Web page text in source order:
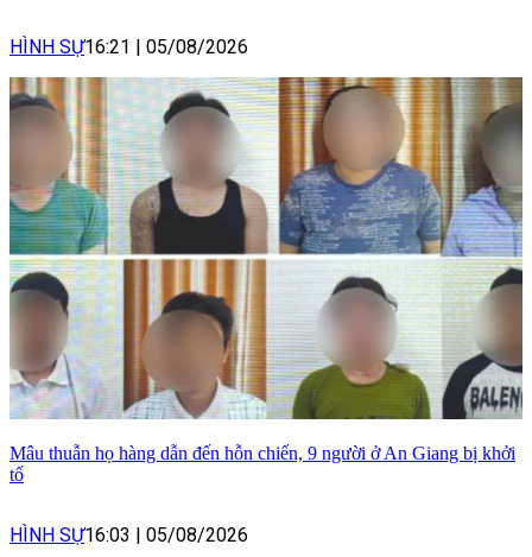
HÌNH SỰ16:21 05/08/2026
Mâu thuẫn họ hàng dẫn đến hỗn chiến, 9 người ở An Giang bị khởi
tố
HÌNH SỰ16:03 05/08/2026